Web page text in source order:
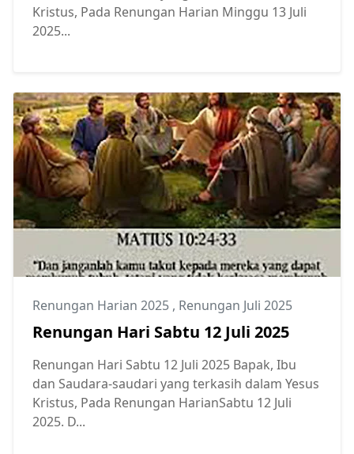
Kristus, Pada Renungan Harian Minggu 13 Juli
2025...
Renungan Harian 2025 , Renungan Juli 2025
Renungan Hari Sabtu 12 Juli 2025
Renungan Hari Sabtu 12 Juli 2025 Bapak, Ibu
dan Saudara-saudari yang terkasih dalam Yesus
Kristus, Pada Renungan HarianSabtu 12 Juli
2025. D...